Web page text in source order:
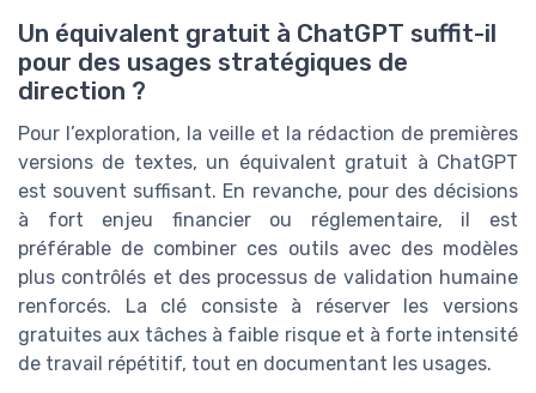
Un équivalent gratuit à ChatGPT suffit-il
pour des usages stratégiques de
direction ?
Pour l’exploration, la veille et la rédaction de premières
versions de textes, un équivalent gratuit à ChatGPT
est souvent suffisant. En revanche, pour des décisions
à fort enjeu financier ou réglementaire, il est
préférable de combiner ces outils avec des modèles
plus contrôlés et des processus de validation humaine
renforcés. La clé consiste à réserver les versions
gratuites aux tâches à faible risque et à forte intensité
de travail répétitif, tout en documentant les usages.